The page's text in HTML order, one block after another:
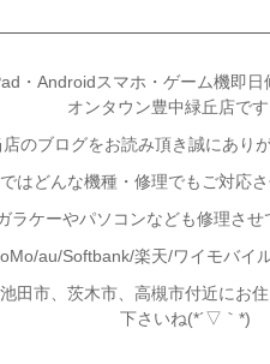
・Androidスマホ・ゲーム機即
オンタウン豊中緑丘店です
店のブログをお読み頂き誠にあり
はどんな機種・修理でもご対応
ラケーやパソコンなども修理さ
au/Softbank/楽天/ワイモバイ
田市、茨木市、高槻市付近にお
下さいね(*´▽｀*)